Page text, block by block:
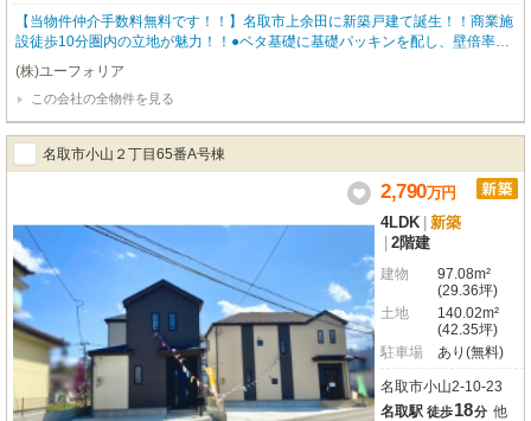
【当物件仲介手数料無料です！！】名取市上余田に新築戸建て誕生！！商業施
設徒歩10分圏内の立地が魅力！！●ベタ基礎に基礎パッキンを配し、壁倍率五
倍の壁パネルを諸所に配した通気工法で着工あら完成まで第三者機関による計
四回の検査を通過した物件のみ引き渡している為地震に強い家です●住宅性能
表示制度最高等級取得（設計住宅性能評価＋建設住宅性能評価）、長期優良住
宅認定物件（耐震、省エネ性等高い）、フラット35適合証明書あり
(株)ユーフォリア
この会社の全物件を見る
名取市小山２丁目65番A号棟
2,790万円
4LDK 新築
2階建
建物
97.08m²
(29.36坪)
土地
140.02m²
(42.35坪)
駐車場
あり(無料)
名取市小山2-10-23
名取駅 徒歩18分 他